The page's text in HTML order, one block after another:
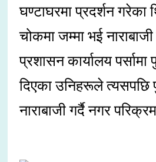
घण्टाघरमा प्रदर्शन गरेका
चोकमा जम्मा भई नाराबाजी
प्रशासन कार्यालय पर्सामा
दिएका उनिहरूले
नाराबाजी गर्दै नगर